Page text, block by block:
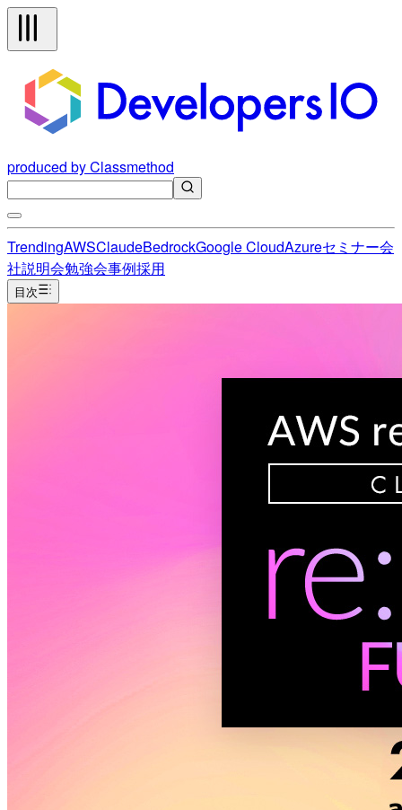
produced by Classmethod
TrendingAWSClaudeBedrockGoogle CloudAzureセミナー会
社説明会勉強会事例採用
目次